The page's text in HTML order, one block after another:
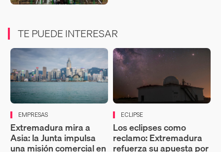
TE PUEDE INTERESAR
EMPRESAS
Extremadura mira a
Asia: la Junta impulsa
una misión comercial en
ECLIPSE
Los eclipses como
reclamo: Extremadura
refuerza su apuesta por